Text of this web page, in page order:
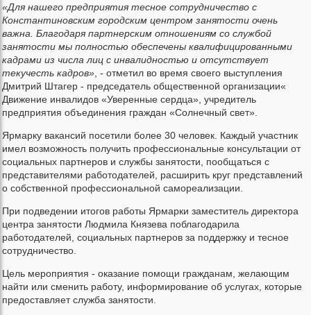
«Для нашего предприятия тесное сотрудничество с
Константиновским городским центром занятости очень
важна. Благодаря партнерским отношениям со службой
занятости мы полностью обеспечены квалифицированными
кадрами из числа лиц с инвалидностью и отсутствует
текучесть кадров» , - отметил во время своего выступления
Дмитрий Штагер - председатель общественной организации«
Движение инвалидов «Уверенные сердца», учредитель
предприятия объединения граждан «Солнечный свет».
Ярмарку вакансий посетили более 30 человек. Каждый участник
имел возможность получить профессиональные консультации от
социальных партнеров и службы занятости, пообщаться с
представителями работодателей, расширить круг представлений
о собственной профессиональной самореализации.
При подведении итогов работы Ярмарки заместитель директора
центра занятости Людмила Князева поблагодарила
работодателей, социальных партнеров за поддержку и тесное
сотрудничество.
Цель мероприятия - оказание помощи гражданам, желающим
найти или сменить работу, информирование об услугах, которые
предоставляет служба занятости.